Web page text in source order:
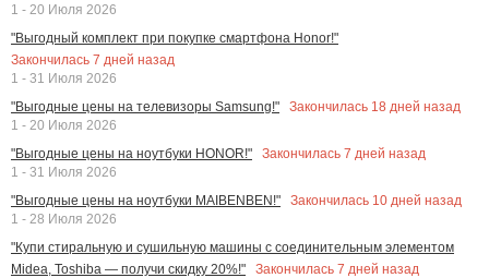
1 - 20 Июля 2026
"Выгодный комплект при покупке смартфона Honor!"
Закончилась 7 дней назад
1 - 31 Июля 2026
"Выгодные цены на телевизоры Samsung!"
Закончилась 18 дней назад
1 - 20 Июля 2026
"Выгодные цены на ноутбуки HONOR!"
Закончилась 7 дней назад
1 - 31 Июля 2026
"Выгодные цены на ноутбуки MAIBENBEN!"
Закончилась 10 дней назад
1 - 28 Июля 2026
"Купи стиральную и сушильную машины с соединительным элементом
Midea, Toshiba — получи скидку 20%!"
Закончилась 7 дней назад